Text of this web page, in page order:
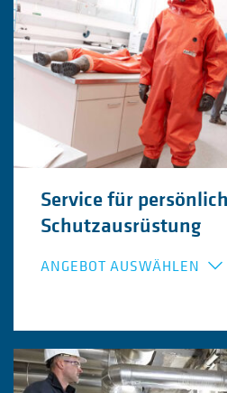
Befüllung von
Service für
Schutzausrüstung
ANGEBOT AUSWÄHLEN
Chemikalienschutzanzüge
Dichtsitzprüfung und